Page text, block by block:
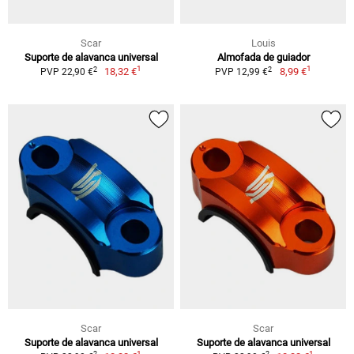
Scar
Suporte de alavanca universal
PVP 22,90 €2 18,32 €1
Louis
Almofada de guiador
PVP 12,99 €2 8,99 €1
Scar
Suporte de alavanca universal
Scar
Suporte de alavanca universal